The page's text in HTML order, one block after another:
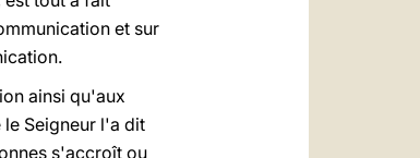
et sur
ainsi qu'aux
Seigneur l'a dit
s'accroît ou